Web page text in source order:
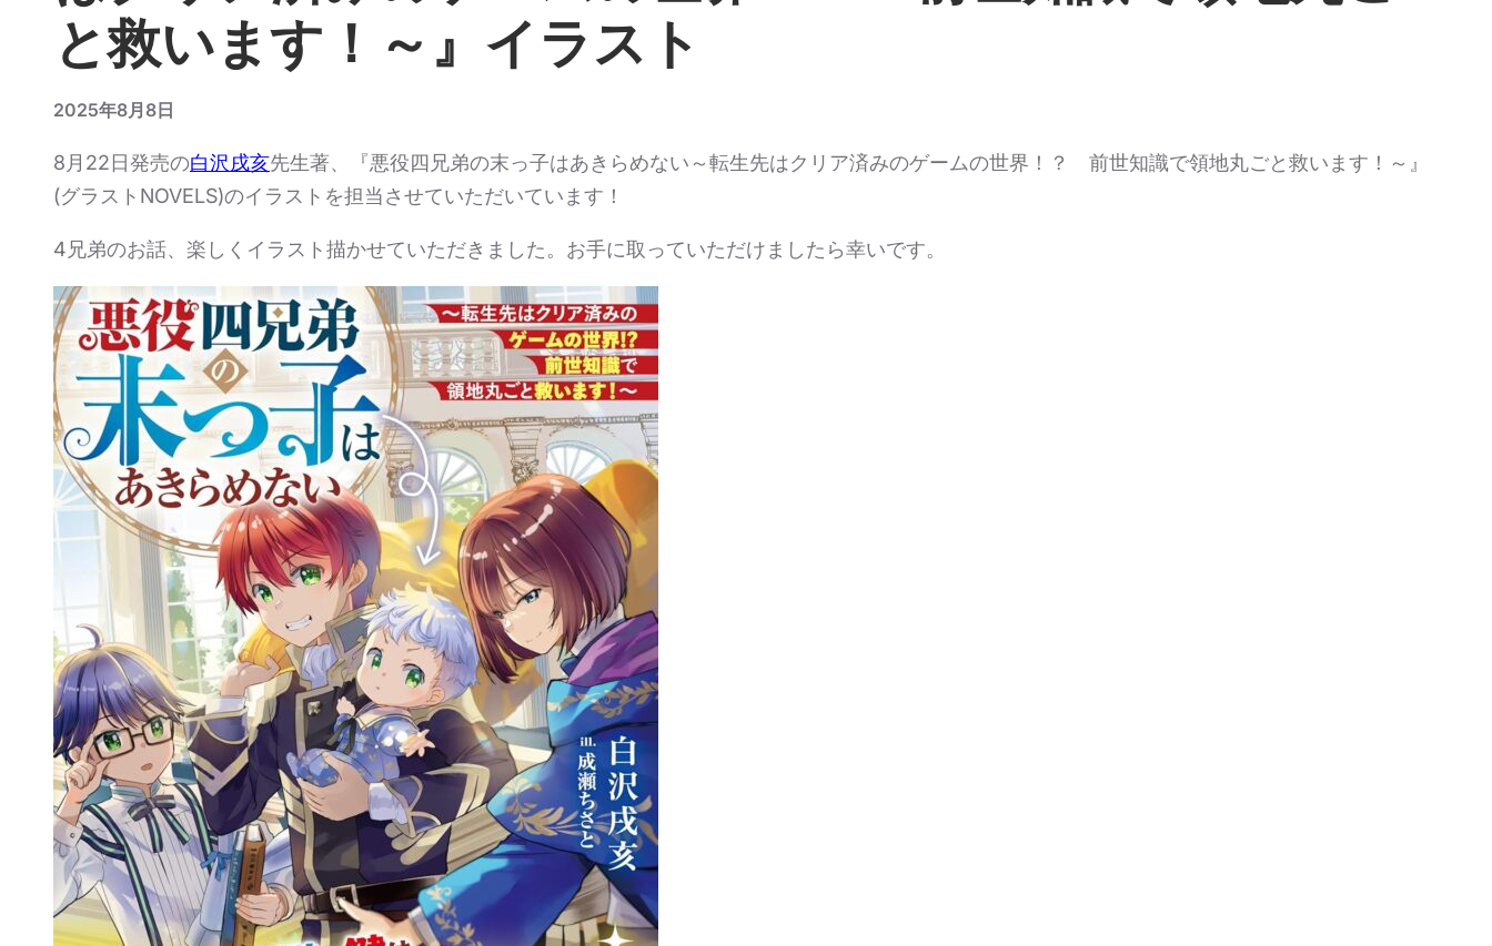
と救います！～』イラスト
2025年8月8日
8月22日発売の白沢戌亥先生著、『悪役四兄弟の末っ子はあきらめない～転生先はクリア済みのゲームの世界！？ 前世知識で領地丸ごと救います！～』
(グラストNOVELS)のイラストを担当させていただいています！
4兄弟のお話、楽しくイラスト描かせていただきました。お手に取っていただけましたら幸いです。